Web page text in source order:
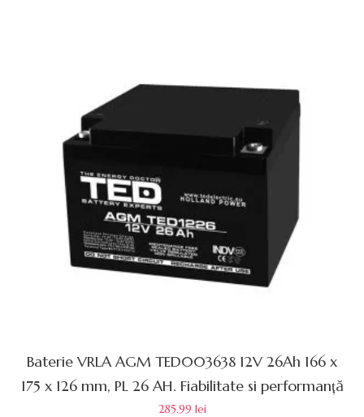
Baterie VRLA AGM TED003638 12V 26Ah 166 x
175 x 126 mm, PL 26 AH. Fiabilitate si performanță
285.99 lei